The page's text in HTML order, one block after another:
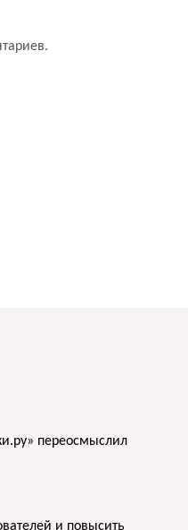
переосмыслил
и повысить